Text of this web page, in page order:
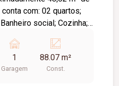
social; Cozinha;
Interfone; Portaria;
funcionais, bem
1
Garagem
88.07 m²
Const.